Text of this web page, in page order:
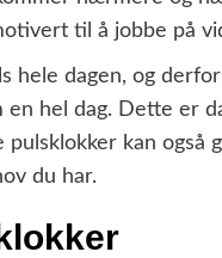
til å jobbe på
hele dagen, og
hel dag. Dette er
kan også
du har.